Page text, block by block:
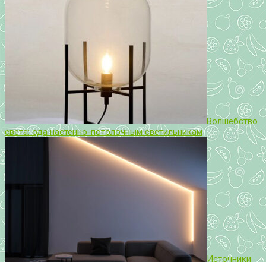
Волшебство
света: ода настенно-потолочным светильникам
Источники